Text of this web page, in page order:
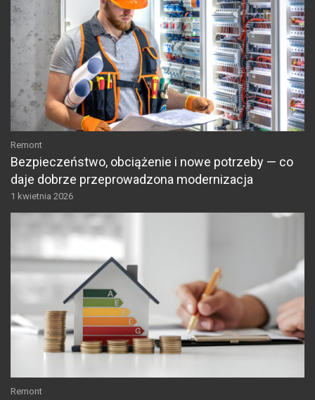
Remont
Bezpieczeństwo, obciążenie i nowe potrzeby — co
daje dobrze przeprowadzona modernizacja
1 kwietnia 2026
Remont